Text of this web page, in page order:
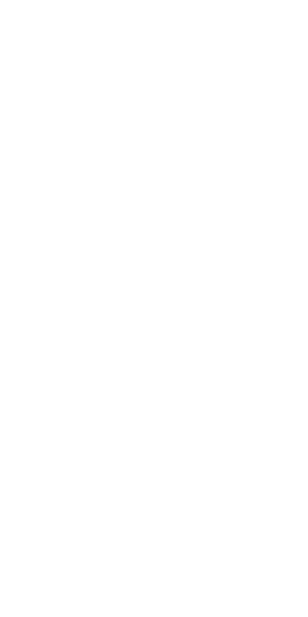
combinata cu ospitalitatea cretana si bucataria greceasca